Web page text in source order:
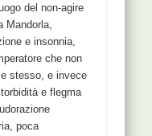
del non-agire
Mandorla,
e insonnia,
che non
stesso, e invece
e flegma
poca